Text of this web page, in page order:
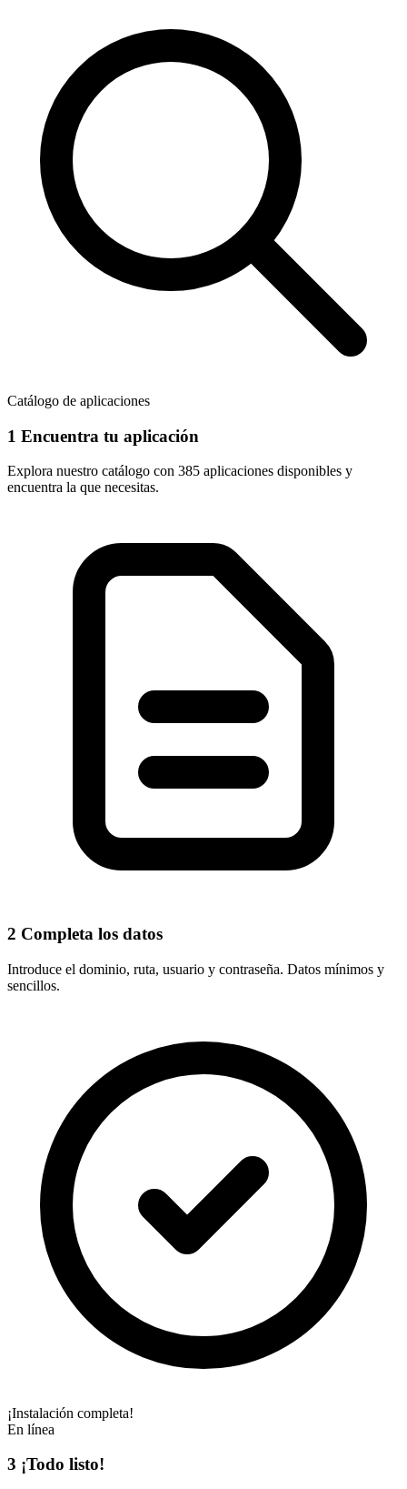
Catálogo de aplicaciones
1 Encuentra tu aplicación
Explora nuestro catálogo con 385 aplicaciones disponibles y
encuentra la que necesitas.
2 Completa los datos
Introduce el dominio, ruta, usuario y contraseña. Datos mínimos y
sencillos.
¡Instalación completa!
En línea
3 ¡Todo listo!